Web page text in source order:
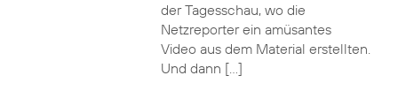
der Tagesschau, wo die
Netzreporter ein amüsantes
Video aus dem Material erstellten.
Und dann […]